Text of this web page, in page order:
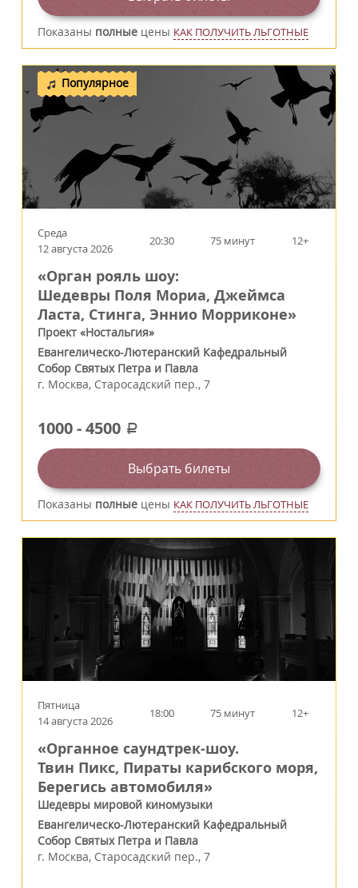
Показаны полные цены КАК ПОЛУЧИТЬ ЛЬГОТНЫЕ
Популярное
Среда
12 августа 2026
20:30 75 минут 12+
«Орган рояль шоу:
Шедевры Поля Мориа, Джеймса
Ласта, Стинга, Эннио Морриконе»
Проект «Ностальгия»
Евангелическо-Лютеранский Кафедральный
Собор Святых Петра и Павла
г. Москва, Старосадский пер., 7
1000-4500 a
Выбрать билеты
Показаны полные цены КАК ПОЛУЧИТЬ ЛЬГОТНЫЕ
Пятница
14 августа 2026
18:00 75 минут 12+
«Органное саундтрек-шоу.
Твин Пикс, Пираты карибского моря,
Берегись автомобиля»
Шедевры мировой киномузыки
Евангелическо-Лютеранский Кафедральный
Собор Святых Петра и Павла
г. Москва, Старосадский пер., 7